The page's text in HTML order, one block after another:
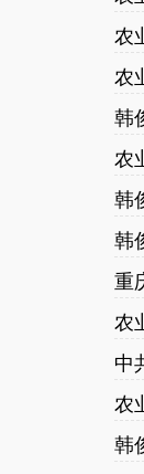
农
农
韩
韩
重
中
韩